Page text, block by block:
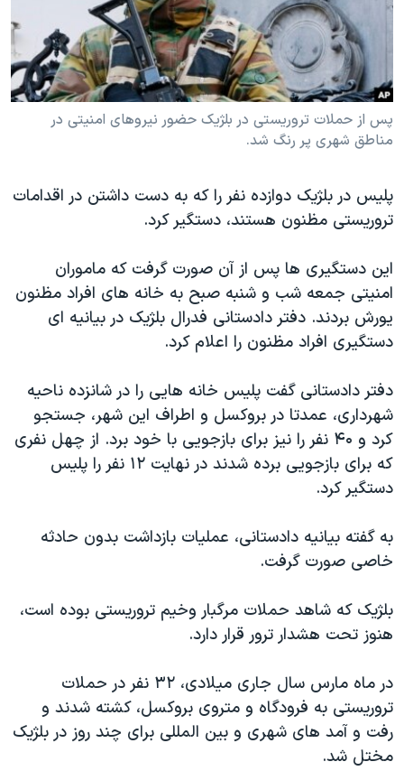
فرهنگ و زندگی
حقوق شهروندی
اقتصادی
علم و فناوری
اسرائیل در جنگ
آرشیو پخش زنده
مستندها
انتخابات ریاست جمهوری آمریکا ۲۰۲۴
حمله جمهوری اسلامی به اسرائیل
رمز مهسا
ورزش زنان در ایران
مجموعه مستندهای دادخواهی
دادگاه حمید نوری
چهل سال گروگان‌گیری
قانون شفافیت دارائی کادر رهبری ایران
اسرائیل در جنگ
نرگس محمدی برنده جایزه نوبل صلح
همایش محافظه‌کاران آمریکا «سی‌پک»
سفر پرزیدنت ترامپ به چین
دنبال کنید
زبانهای مختلف
پس از حملات تروریستی در بلژیک حضور نیروهای امنیتی در
مناطق شهری پر رنگ شد.
پلیس در بلژیک دوازده نفر را که به دست داشتن در اقدامات
تروریستی مظنون هستند، دستگیر کرد.
این دستگیری ها پس از آن صورت گرفت که ماموران
امنیتی جمعه شب و شنبه صبح به خانه های افراد مظنون
یورش بردند. دفتر دادستانی فدرال بلژیک در بیانیه ای
دستگیری افراد مظنون را اعلام کرد.
دفتر دادستانی گفت پلیس خانه هایی را در شانزده ناحیه
شهرداری، عمدتا در بروکسل و اطراف این شهر، جستجو
کرد و ۴۰ نفر را نیز برای بازجویی با خود برد. از چهل نفری
که برای بازجویی برده شدند در نهایت ۱۲ نفر را پلیس
دستگیر کرد.
به گفته بیانیه دادستانی، عملیات بازداشت بدون حادثه
خاصی صورت گرفت.
بلژیک که شاهد حملات مرگبار وخیم تروریستی بوده است،
هنوز تحت هشدار ترور قرار دارد.
در ماه مارس سال جاری میلادی، ۳۲ نفر در حملات
تروریستی به فرودگاه و متروی بروکسل، کشته شدند و
رفت و آمد های شهری و بین المللی برای چند روز در بلژیک
مختل شد.